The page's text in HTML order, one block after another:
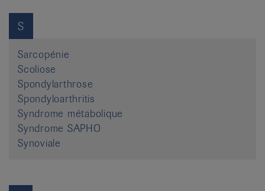
S
Sarcopénie
Scoliose
Spondylarthrose
Spondyloarthritis
Syndrome métabolique
Syndrome SAPHO
Synoviale